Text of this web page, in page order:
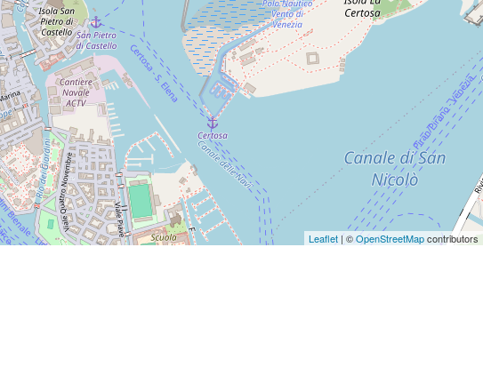
Leaflet | ©OpenStreetMapcontributors